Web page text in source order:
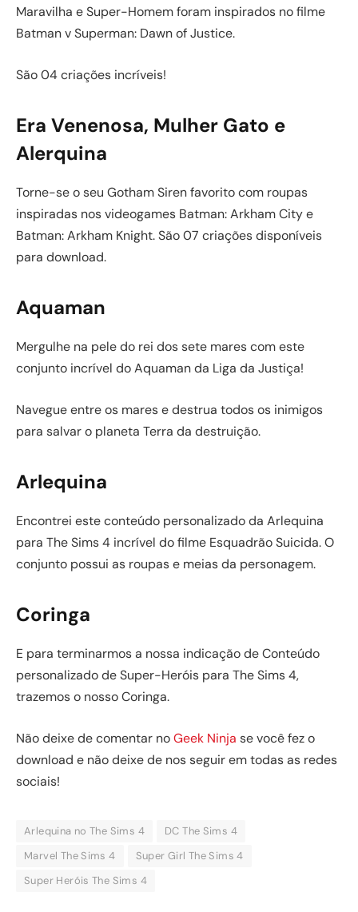
Maravilha e Super-Homem foram inspirados no filme
Batman v Superman: Dawn of Justice.
São 04 criações incríveis!
Era Venenosa, Mulher Gato e
Alerquina
Torne-se o seu Gotham Siren favorito com roupas
inspiradas nos videogames Batman: Arkham City e
Batman: Arkham Knight. São 07 criações disponíveis
para download.
Aquaman
Mergulhe na pele do rei dos sete mares com este
conjunto incrível do Aquaman da Liga da Justiça!
Navegue entre os mares e destrua todos os inimigos
para salvar o planeta Terra da destruição.
Arlequina
Encontrei este conteúdo personalizado da Arlequina
para The Sims 4 incrível do filme Esquadrão Suicida. O
conjunto possui as roupas e meias da personagem.
Coringa
E para terminarmos a nossa indicação de Conteúdo
personalizado de Super-Heróis para The Sims 4,
trazemos o nosso Coringa.
Não deixe de comentar noGeek Ninja se você fez o
download e não deixe de nos seguir em todas as redes
sociais!
Arlequina no The Sims 4
DC The Sims 4
Marvel The Sims 4
Super Girl The Sims 4
Super Heróis The Sims 4